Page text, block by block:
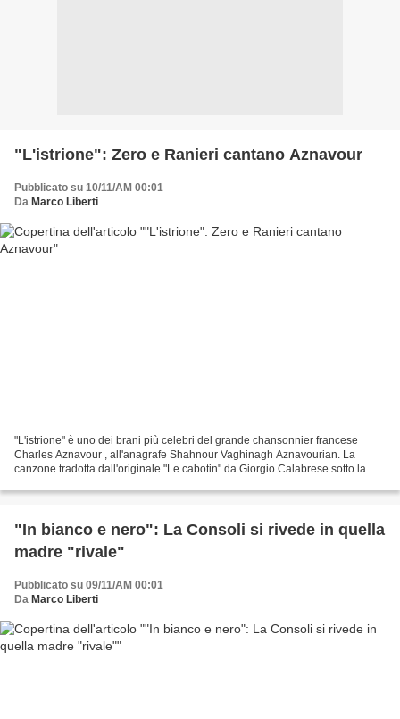
"L'istrione": Zero e Ranieri cantano Aznavour
Pubblicato su 10/11/AM 00:01
Da Marco Liberti
"L'istrione" è uno dei brani più celebri del grande chansonnier francese
Charles Aznavour , all'anagrafe Shahnour Vaghinagh Aznavourian. La
canzone tradotta dall'originale "Le cabotin" da Giorgio Calabrese sotto la
"In bianco e nero": La Consoli si rivede in quella
madre "rivale"
Pubblicato su 09/11/AM 00:01
Da Marco Liberti